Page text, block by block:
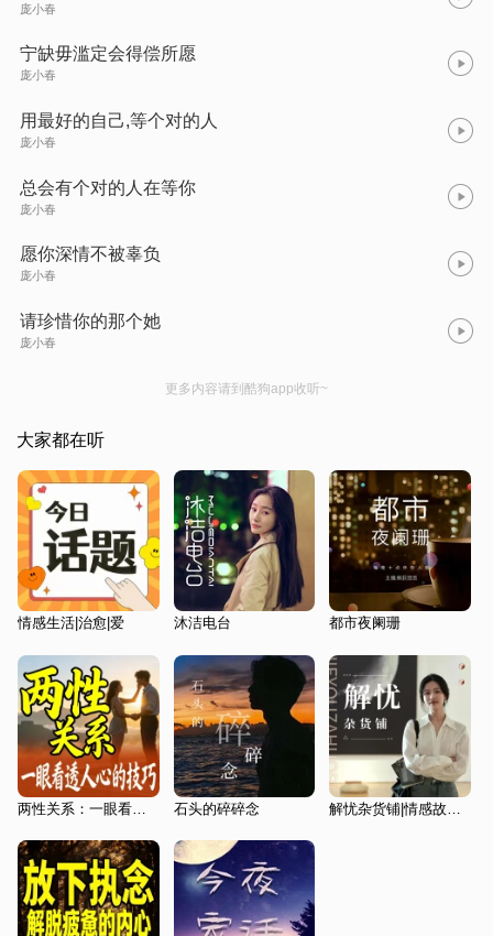
庞小春
宁缺毋滥定会得偿所愿
庞小春
用最好的自己,等个对的人
庞小春
总会有个对的人在等你
庞小春
愿你深情不被辜负
庞小春
请珍惜你的那个她
庞小春
更多内容请到酷狗app收听~
大家都在听
情感生活|治愈|爱 沐洁电台 都市夜阑珊
石头的碎碎念